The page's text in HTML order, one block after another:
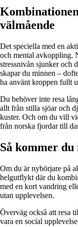
välmående
Det speciella med en
och mental avkoppling.
stressnivån sjunker och
skapar du minnen –
ha använt kroppen fullt
Du behöver inte resa
allt från stilla sjöar och
kuster. Och om du vill
från norska fjordar till
Så kommer du
Om du är nybörjare på
helgutflykt där du
med en kort vandring
utan upplevelsen.
Överväg också att resa
vara en social